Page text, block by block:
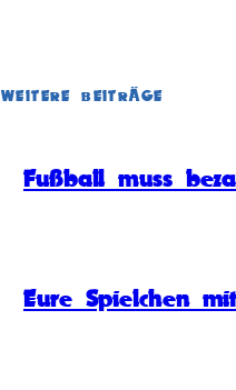
WEITERE BEITRÄGE
Fußball muss
Eure Spielchen